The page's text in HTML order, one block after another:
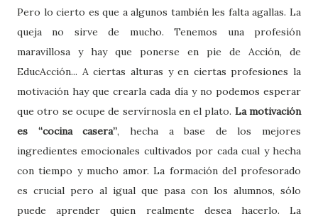
Pero lo cierto es que a algunos también les falta agallas. La
queja no sirve de mucho. Tenemos una profesión
maravillosa y hay que ponerse en pie de Acción, de
EducAcción... A ciertas alturas y en ciertas profesiones la
motivación hay que crearla cada día y no podemos esperar
que otro se ocupe de servírnosla en el plato. La motivación
es “cocina casera”, hecha a base de los mejores
ingredientes emocionales cultivados por cada cual y hecha
con tiempo y mucho amor. La formación del profesorado
es crucial pero al igual que pasa con los alumnos, sólo
puede aprender quien realmente desea hacerlo. La